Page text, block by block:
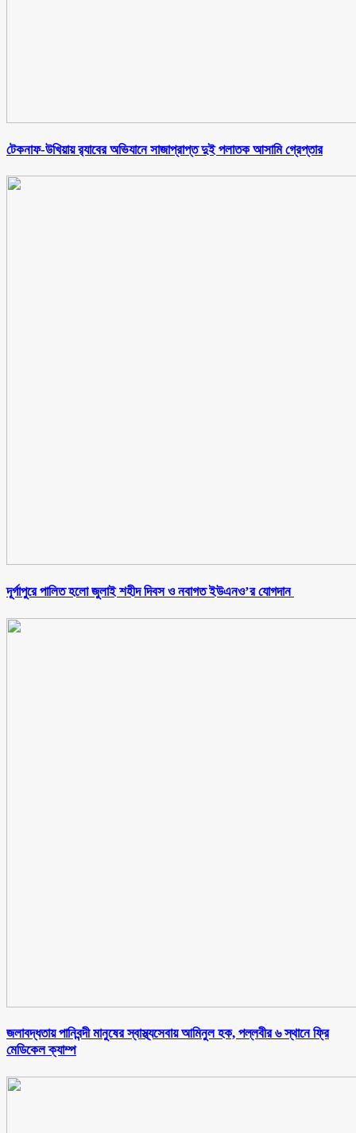
টেকনাফ-উখিয়ায় র‌্যাবের অভিযানে সাজাপ্রাপ্ত দুই পলাতক আসামি গ্রেপ্তার
‎দূর্গাপুরে পালিত হলো জুলাই শহীদ দিবস ও নবাগত ইউএনও’র যোগদান ‎
জলাবদ্ধতায় পানিবন্দী মানুষের স্বাস্থ্যসেবায় আমিনুল হক, পল্লবীর ৬ স্থানে ফ্রি
মেডিকেল ক্যাম্প